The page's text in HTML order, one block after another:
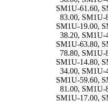
SM1U-61.60,
83.00, SM1U-
SM1U-19.00,
38.20, SM1U-
SM1U-63.80,
78.80, SM1U-
SM1U-14.80,
34.00, SM1U-
SM1U-59.60,
81.00, SM1U-
SM1U-17.00,